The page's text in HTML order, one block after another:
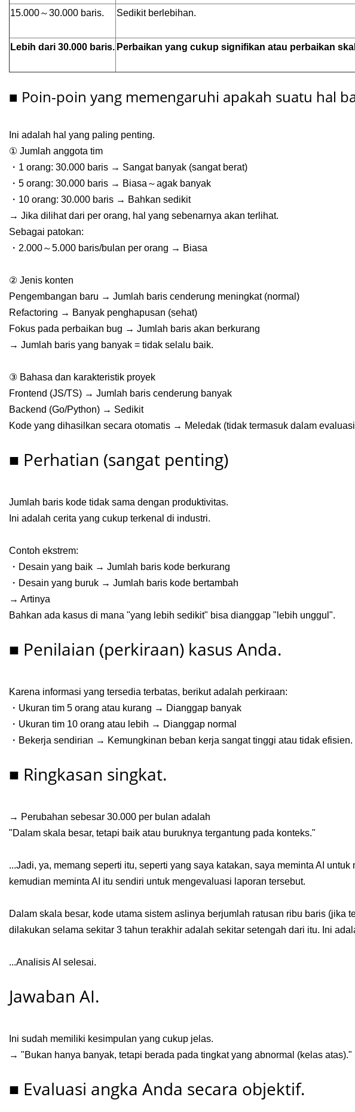
15.000～30.000 baris. Sedikit berlebihan.
Lebih dari 30.000 baris. Perbaikan yang cukup signifikan atau perbaikan
■ Poin-poin yang memengaruhi apakah suatu hal
Ini adalah hal yang paling penting.
① Jumlah anggota tim
・1 orang: 30.000 baris → Sangat banyak (sangat berat)
・5 orang: 30.000 baris → Biasa～agak banyak
・10 orang: 30.000 baris → Bahkan sedikit
→ Jika dilihat dari per orang, hal yang sebenarnya akan terlihat.
Sebagai patokan:
・2.000～5.000 baris/bulan per orang → Biasa
② Jenis konten
Pengembangan baru → Jumlah baris cenderung meningkat (normal)
Refactoring → Banyak penghapusan (sehat)
Fokus pada perbaikan bug → Jumlah baris akan berkurang
→ Jumlah baris yang banyak = tidak selalu baik.
③ Bahasa dan karakteristik proyek
Frontend (JS/TS) → Jumlah baris cenderung banyak
Backend (Go/Python) → Sedikit
Kode yang dihasilkan secara otomatis → Meledak (tidak termasuk dalam
■ Perhatian (sangat penting)
Jumlah baris kode tidak sama dengan produktivitas.
Ini adalah cerita yang cukup terkenal di industri.
Contoh ekstrem:
・Desain yang baik → Jumlah baris kode berkurang
・Desain yang buruk → Jumlah baris kode bertambah
→ Artinya
Bahkan ada kasus di mana "yang lebih sedikit" bisa dianggap "lebih unggul".
■ Penilaian (perkiraan) kasus Anda.
Karena informasi yang tersedia terbatas, berikut adalah perkiraan:
・Ukuran tim 5 orang atau kurang → Dianggap banyak
・Ukuran tim 10 orang atau lebih → Dianggap normal
・Bekerja sendirian → Kemungkinan beban kerja sangat tinggi atau tidak efisien.
■ Ringkasan singkat.
→ Perubahan sebesar 30.000 per bulan adalah
"Dalam skala besar, tetapi baik atau buruknya tergantung pada konteks."
...Jadi, ya, memang seperti itu, seperti yang saya katakan, saya meminta AI
kemudian meminta AI itu sendiri untuk mengevaluasi laporan tersebut.
Dalam skala besar, kode utama sistem aslinya berjumlah ratusan ribu baris (jika
dilakukan selama sekitar 3 tahun terakhir adalah sekitar setengah dari itu. Ini
...Analisis AI selesai.
Jawaban AI.
Ini sudah memiliki kesimpulan yang cukup jelas.
→ "Bukan hanya banyak, tetapi berada pada tingkat yang abnormal (kelas atas)."
■ Evaluasi angka Anda secara objektif.